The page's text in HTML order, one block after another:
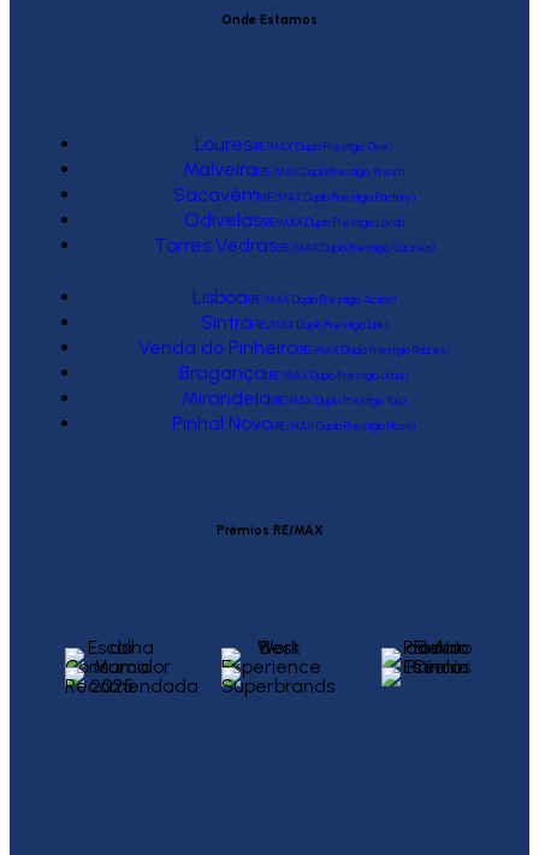
Onde Estamos
Loures(RE/MAX Duplo Prestígio One)
Malveira(RE/MAX Duplo Prestígio West)
Sacavém(RE/MAX Duplo Prestígio Factory)
Odivelas(RE/MAX Duplo Prestígio Local)
Torres Vedras(RE/MAX Duplo Prestígio Várzea)
Lisboa(RE/MAX Duplo Prestígio Action)
Sintra(RE/MAX Duplo Prestígio Link)
Venda do Pinheiro(RE/MAX Duplo Prestígio Raízes)
Bragança(RE/MAX Duplo Prestígio Urbis)
Mirandela(RE/MAX Duplo Prestígio Tua)
Pinhal Novo(RE/MAX Duplo Prestígio Novo)
Prémios RE/MAX